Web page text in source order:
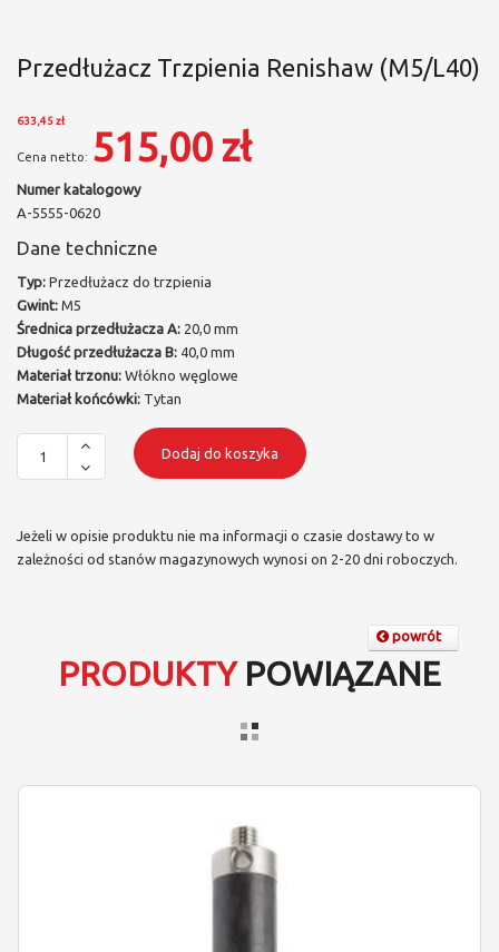
Przedłużacz Trzpienia Renishaw (M5/L40)
633,45 zł
515,00 zł
Numer katalogowy
A-5555-0620
Dane techniczne
Typ: Przedłużacz do trzpienia
Gwint: M5
Średnica przedłużacza A: 20,0 mm
Długość przedłużacza B: 40,0 mm
Materiał trzonu: Włókno węglowe
Materiał końcówki: Tytan
Dodaj do koszyka
Jeżeli w opisie produktu nie ma informacji o czasie dostawy to w
zależności od stanów magazynowych wynosi on 2-20 dni roboczych.
powrót
PRODUKTYPOWIĄZANE